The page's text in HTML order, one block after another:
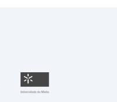
Fundação para a